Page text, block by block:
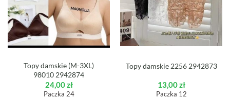
Topy damskie (M-3XL)
98010 2942874
24,00zł
Paczka 24
Topy damskie 2256 2942873
13,00zł
Paczka 12